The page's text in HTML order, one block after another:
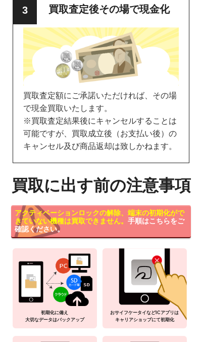
買取査定後その場で現金化
買取査定額にご承諾いただければ、その場
で現金買取いたします。
※買取査定結果後にキャンセルすることは
可能ですが、買取成立後（お支払い後）の
キャンセル及び商品返却は致しかねます。
買取に出す前の注意事項
アクティベーションロックの解除、端末の初期化がで
きていない機種は買取できません。 手順はこちらをご
確認ください。
初期化に備え
大切なデータはバックアップ
おサイフケータイなどICアプリは
キャリアショップにて初期化